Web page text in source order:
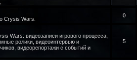
Crysis Wars.
0
Wars: видеозаписи игрового процесса,
ролики, видеоинтервью и
видеорепортажи с событий и
5